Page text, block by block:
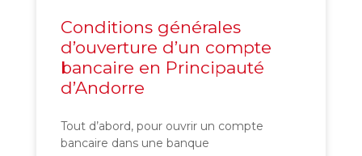
Conditions générales
d’ouverture d’un compte
bancaire en Principauté
d’Andorre
Tout d’abord, pour ouvrir un compte
bancaire dans une banque